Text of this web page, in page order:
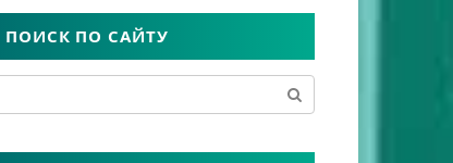
ПОИСК ПО САЙТУ